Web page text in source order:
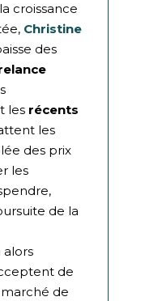
croissance
Christine
des
les récents
les
des prix
les
de la
alors
de
de